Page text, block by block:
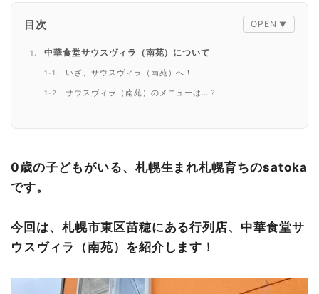
目次
中華食堂サウスヴィラ（南苑）について
いざ、サウスヴィラ（南苑）へ！
サウスヴィラ（南苑）のメニューは…？
お持ち帰りメニューも…！
0歳の子どもがいる、札幌生まれ札幌育ちのsatoka
です。
今回は、札幌市東区苗穂にある行列店、中華食堂サ
ウスヴィラ（南苑）を紹介します！